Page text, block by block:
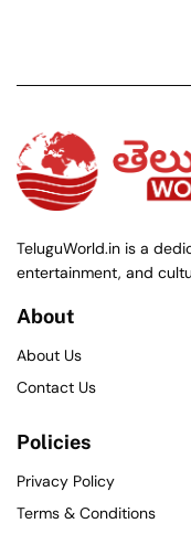
TeluguWorld.in is a
entertainment, and
About
About Us
Contact Us
Policies
Privacy Policy
Terms & Conditions